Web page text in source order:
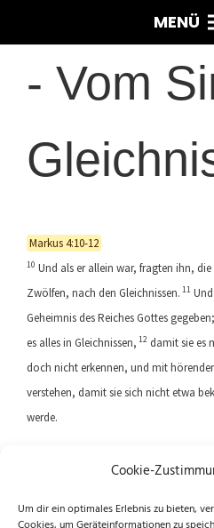
Cookie-
Um dir ein optimales Erlebnis zu bieten,
MENÜ
- Vom
Markus 4:10-12
10 Und als er allein war, fragten ihn,
Zwölfen, nach den Gleichnissen. 11
Geheimnis des Reiches Gottes
es alles in Gleichnissen, 12 damit sie es
doch nicht erkennen, und mit
verstehen, damit sie sich nicht etwa
werde.
Previous article